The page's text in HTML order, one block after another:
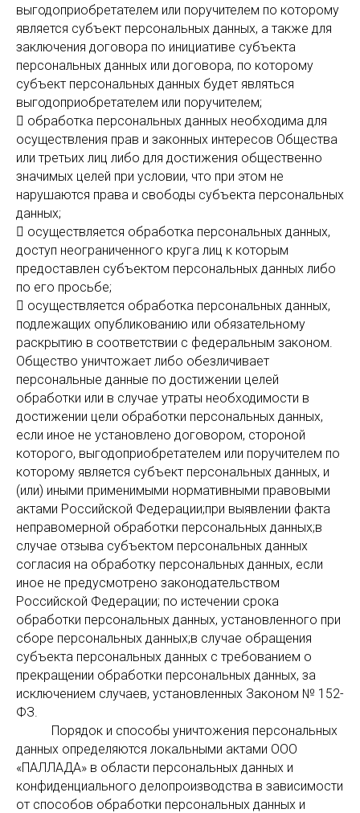
выгодоприобретателем или поручителем по которому
является субъект персональных данных, а также для
заключения договора по инициативе субъекта
персональных данных или договора, по которому
субъект персональных данных будет являться
выгодоприобретателем или поручителем;
 обработка персональных данных необходима для
осуществления прав и законных интересов Общества
или третьих лиц либо для достижения общественно
значимых целей при условии, что при этом не
нарушаются права и свободы субъекта персональных
данных;
 осуществляется обработка персональных данных,
доступ неограниченного круга лиц к которым
предоставлен субъектом персональных данных либо
по его просьбе;
 осуществляется обработка персональных данных,
подлежащих опубликованию или обязательному
раскрытию в соответствии с федеральным законом.
Общество уничтожает либо обезличивает
персональные данные по достижении целей
обработки или в случае утраты необходимости в
достижении цели обработки персональных данных,
если иное не установлено договором, стороной
которого, выгодоприобретателем или поручителем по
которому является субъект персональных данных, и
(или) иными применимыми нормативными правовыми
актами Российской Федерации;при выявлении факта
неправомерной обработки персональных данных;в
случае отзыва субъектом персональных данных
согласия на обработку персональных данных, если
иное не предусмотрено законодательством
Российской Федерации; по истечении срока
обработки персональных данных, установленного при
сборе персональных данных;в случае обращения
субъекта персональных данных с требованием о
прекращении обработки персональных данных, за
исключением случаев, установленных Законом № 152-
ФЗ.
Порядок и способы уничтожения персональных
данных определяются локальными актами ООО
«ПАЛЛАДА» в области персональных данных и
конфиденциального делопроизводства в зависимости
от способов обработки персональных данных и